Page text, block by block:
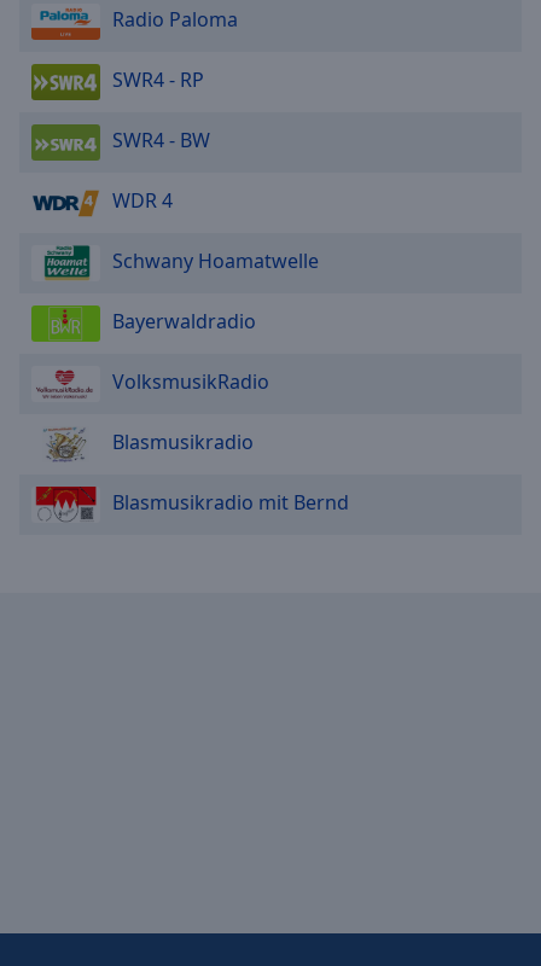
Radio Paloma
SWR4 - RP
SWR4 - BW
WDR 4
Schwany Hoamatwelle
Bayerwaldradio
VolksmusikRadio
Blasmusikradio
Blasmusikradio mit Bernd